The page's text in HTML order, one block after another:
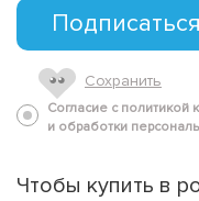
Подписаться
Сохранить
Согласие с политикой
и обработки
Чтобы купить в